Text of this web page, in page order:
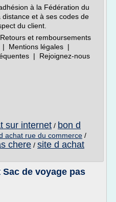
à la Fédération du
et à ses codes de
du client.
et remboursements
Mentions légales |
| Rejoignez-nous
sur internet / bon d
achat rue du commerce /
chere / site d achat
de voyage pas